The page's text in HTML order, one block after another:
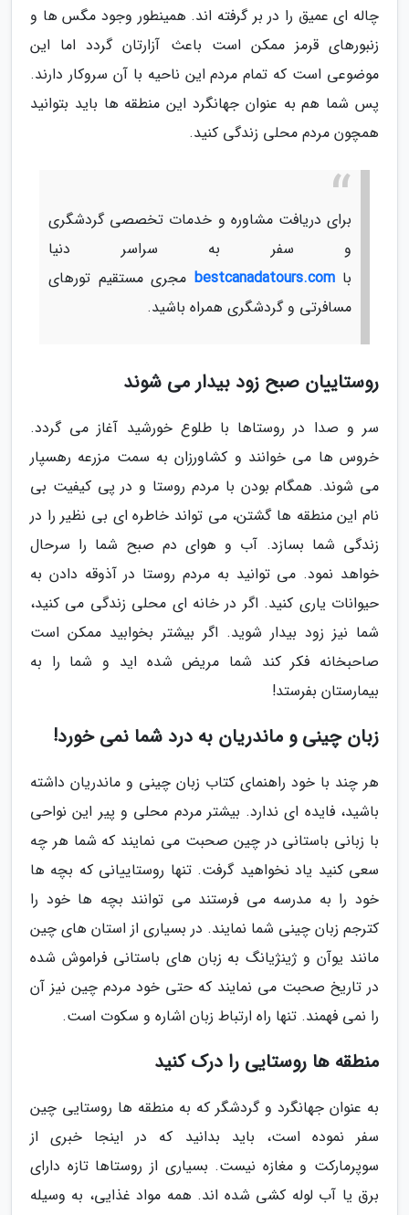
چاله ای عمیق را در بر گرفته اند. همینطور وجود مگس ها و
زنبورهای قرمز ممکن است باعث آزارتان گردد اما این
موضوعی است که تمام مردم این ناحیه با آن سروکار دارند.
پس شما هم به عنوان جهانگرد این منطقه ها باید بتوانید
همچون مردم محلی زندگی کنید.
برای دریافت مشاوره و خدمات تخصصی گردشگری
و سفر به سراسر دنیا
باbestcanadatours.com مجری مستقیم تورهای
مسافرتی و گردشگری همراه باشید.
روستاییان صبح زود بیدار می شوند
سر و صدا در روستاها با طلوع خورشید آغاز می گردد.
خروس ها می خوانند و کشاورزان به سمت مزرعه رهسپار
می شوند. همگام بودن با مردم روستا و در پی کیفیت بی
نام این منطقه ها گشتن، می تواند خاطره ای بی نظیر را در
زندگی شما بسازد. آب و هوای دم صبح شما را سرحال
خواهد نمود. می توانید به مردم روستا در آذوقه دادن به
حیوانات یاری کنید. اگر در خانه ای محلی زندگی می کنید،
شما نیز زود بیدار شوید. اگر بیشتر بخوابید ممکن است
صاحبخانه فکر کند شما مریض شده اید و شما را به
بیمارستان بفرستد!
زبان چینی و ماندریان به درد شما نمی خورد!
هر چند با خود راهنمای کتاب زبان چینی و ماندریان داشته
باشید، فایده ای ندارد. بیشتر مردم محلی و پیر این نواحی
با زبانی باستانی در چین صحبت می نمایند که شما هر چه
سعی کنید یاد نخواهید گرفت. تنها روستاییانی که بچه ها
خود را به مدرسه می فرستند می توانند بچه ها خود را
کترجم زبان چینی شما نمایند. در بسیاری از استان های چین
مانند یوآن و ژینژیانگ به زبان های باستانی فراموش شده
در تاریخ صحبت می نمایند که حتی خود مردم چین نیز آن
را نمی فهمند. تنها راه ارتباط زبان اشاره و سکوت است.
منطقه ها روستایی را درک کنید
به عنوان جهانگرد و گردشگر که به منطقه ها روستایی چین
سفر نموده است، باید بدانید که در اینجا خبری از
سوپرمارکت و مغازه نیست. بسیاری از روستاها تازه دارای
برق یا آب لوله کشی شده اند. همه مواد غذایی، به وسیله